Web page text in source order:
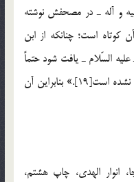
و آله ـ در مصحفش نوشته
كوتاه است؛ چنانكه از ابن
السّلام ـ يافت شود حتماً
در آن علم بزرگي (فراواني است) ولي يافت نشده است[19].» بنابراين آن
انوار الهدي، چاپ هشتم،